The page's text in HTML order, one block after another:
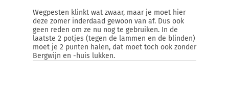
Wegpesten klinkt wat zwaar, maar je moet hier
deze zomer inderdaad gewoon van af. Dus ook
geen reden om ze nu nog te gebruiken. In de
laatste 2 potjes (tegen de lammen en de blinden)
moet je 2 punten halen, dat moet toch ook zonder
Bergwijn en -huis lukken.